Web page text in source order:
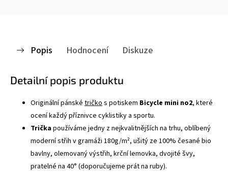
Popis Hodnocení Diskuze
Detailní popis produktu
Originální pánské tričko s potiskem Bicycle mini no2, které
ocení každý příznivce cyklistiky a sportu.
Tričkapoužíváme jedny z nejkvalitnějších na trhu, oblíbený
moderní střih v gramáži 180g/m², ušitý ze 100% česané bio
bavlny, olemovaný výstřih, krční lemovka, dvojité švy,
pratelné na 40° (doporučujeme prát na ruby).